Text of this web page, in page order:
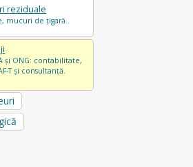
reziduale
mucuri de țigară..
și ONG: contabilitate,
T și consultanță.